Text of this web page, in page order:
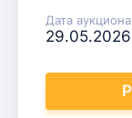
Дата
29.05.2026